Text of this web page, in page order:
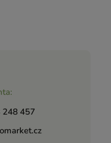
248 457